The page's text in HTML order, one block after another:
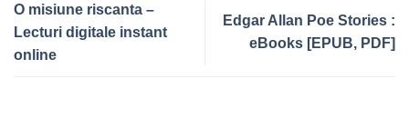
O misiune riscanta –
Lecturi digitale instant
online
Edgar Allan Poe Stories :
eBooks [EPUB, PDF]